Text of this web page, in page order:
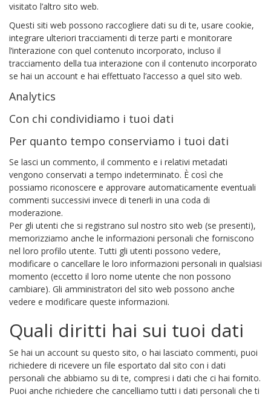
visitato l’altro sito web.
Questi siti web possono raccogliere dati su di te, usare cookie,
integrare ulteriori tracciamenti di terze parti e monitorare
l’interazione con quel contenuto incorporato, incluso il
tracciamento della tua interazione con il contenuto incorporato
se hai un account e hai effettuato l’accesso a quel sito web.
Analytics
Con chi condividiamo i tuoi dati
Per quanto tempo conserviamo i tuoi dati
Se lasci un commento, il commento e i relativi metadati
vengono conservati a tempo indeterminato. È così che
possiamo riconoscere e approvare automaticamente eventuali
commenti successivi invece di tenerli in una coda di
moderazione.
Per gli utenti che si registrano sul nostro sito web (se presenti),
memorizziamo anche le informazioni personali che forniscono
nel loro profilo utente. Tutti gli utenti possono vedere,
modificare o cancellare le loro informazioni personali in qualsiasi
momento (eccetto il loro nome utente che non possono
cambiare). Gli amministratori del sito web possono anche
vedere e modificare queste informazioni.
Quali diritti hai sui tuoi dati
Se hai un account su questo sito, o hai lasciato commenti, puoi
richiedere di ricevere un file esportato dal sito con i dati
personali che abbiamo su di te, compresi i dati che ci hai fornito.
Puoi anche richiedere che cancelliamo tutti i dati personali che ti